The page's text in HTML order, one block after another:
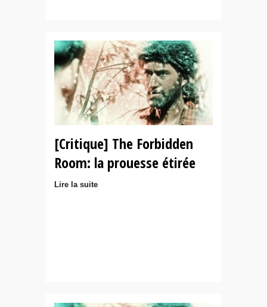
[Critique] The Forbidden
Room: la prouesse étirée
Lire la suite